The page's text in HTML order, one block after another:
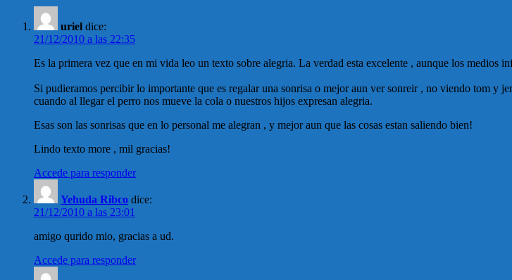
uriel dice:
21/12/2010 a las 22:35
Es la primera vez que en mi vida leo un texto sobre alegria. La verdad esta excelente , aunque los medios
Si pudieramos percibir lo importante que es regalar una sonrisa o mejor aun ver sonreir , no viendo tom y
cuando al llegar el perro nos mueve la cola o nuestros hijos expresan alegria.
Esas son las sonrisas que en lo personal me alegran , y mejor aun que las cosas estan saliendo bien!
Lindo texto more , mil gracias!
Accede para responder
Yehuda Ribco dice:
21/12/2010 a las 23:01
amigo qurido mio, gracias a ud.
Accede para responder